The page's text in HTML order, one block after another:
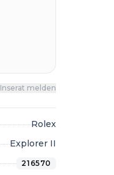
Inserat melden
Rolex
Explorer II
216570